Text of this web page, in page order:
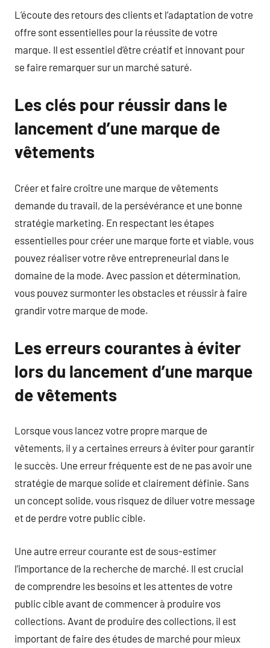
L’écoute des retours des clients et l’adaptation de votre
offre sont essentielles pour la réussite de votre
marque. Il est essentiel d’être créatif et innovant pour
se faire remarquer sur un marché saturé.
Les clés pour réussir dans le
lancement d’une marque de
vêtements
Créer et faire croître une marque de vêtements
demande du travail, de la persévérance et une bonne
stratégie marketing. En respectant les étapes
essentielles pour créer une marque forte et viable, vous
pouvez réaliser votre rêve entrepreneurial dans le
domaine de la mode. Avec passion et détermination,
vous pouvez surmonter les obstacles et réussir à faire
grandir votre marque de mode.
Les erreurs courantes à éviter
lors du lancement d’une marque
de vêtements
Lorsque vous lancez votre propre marque de
vêtements, il y a certaines erreurs à éviter pour garantir
le succès. Une erreur fréquente est de ne pas avoir une
stratégie de marque solide et clairement définie. Sans
un concept solide, vous risquez de diluer votre message
et de perdre votre public cible.
Une autre erreur courante est de sous-estimer
l’importance de la recherche de marché. Il est crucial
de comprendre les besoins et les attentes de votre
public cible avant de commencer à produire vos
collections. Avant de produire des collections, il est
important de faire des études de marché pour mieux